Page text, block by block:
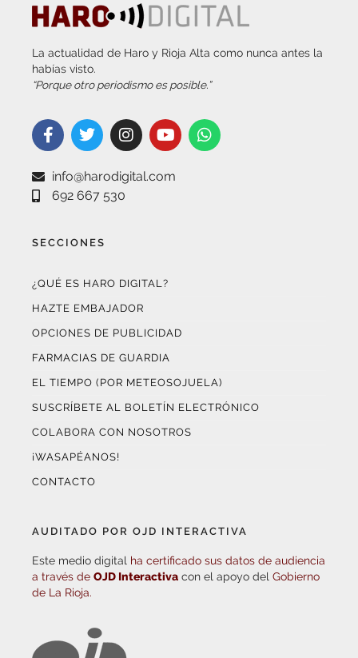
La actualidad de Haro y Rioja Alta como nunca antes la
habías visto.
“Porque otro periodismo es posible.”
info@harodigital.com
692 667 530
SECCIONES
¿QUÉ ES HARO DIGITAL?
HAZTE EMBAJADOR
OPCIONES DE PUBLICIDAD
FARMACIAS DE GUARDIA
EL TIEMPO (POR METEOSOJUELA)
SUSCRÍBETE AL BOLETÍN ELECTRÓNICO
COLABORA CON NOSOTROS
¡WASAPÉANOS!
CONTACTO
AUDITADO POR OJD INTERACTIVA
Este medio digital ha certificado sus datos de audiencia
a través de OJD Interactiva con el apoyo del Gobierno
de La Rioja.